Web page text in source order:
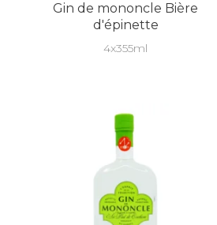
Gin de mononcle Bière
d'épinette
4x355ml